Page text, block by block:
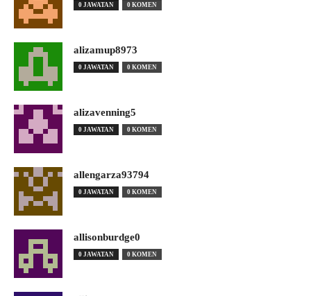
0 JAWATAN 0 KOMEN
alizamup8973
0 JAWATAN 0 KOMEN
alizavenning5
0 JAWATAN 0 KOMEN
allengarza93794
0 JAWATAN 0 KOMEN
allisonburdge0
0 JAWATAN 0 KOMEN